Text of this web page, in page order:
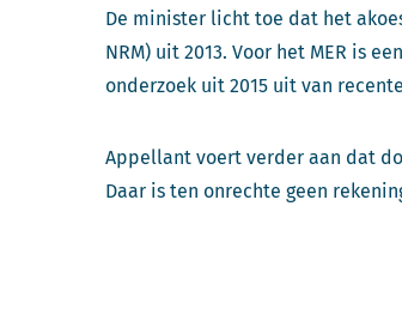
De minister licht toe dat het
NRM) uit 2013. Voor het MER is
onderzoek uit 2015 uit van
Appellant voert verder aan dat
Daar is ten onrechte geen